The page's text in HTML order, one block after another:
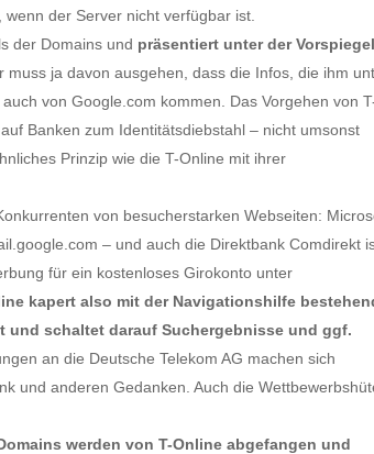
der Server nicht verfügbar ist.
der Domains und präsentiert unter der
muss ja davon ausgehen, dass die Infos, die ihm
von Google.com kommen. Das Vorgehen von
Banken zum Identitätsdiebstahl – nicht umsonst
Prinzip wie die T-Online mit ihrer
von besucherstarken Webseiten:
– und auch die Direktbank Comdirekt
für ein kostenloses Girokonto unter
kapert also mit der Navigationshilfe
und schaltet darauf Suchergebnisse und ggf.
an die Deutsche Telekom AG machen sich
und anderen Gedanken. Auch die
werden von T-Online abgefangen und